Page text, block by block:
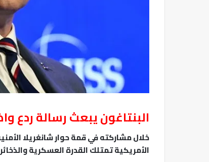
البنتاغون يبعث رسالة ردع
خلال مشاركته في قمة حوار شانغريلا
الأمريكية تمتلك القدرة العسكرية